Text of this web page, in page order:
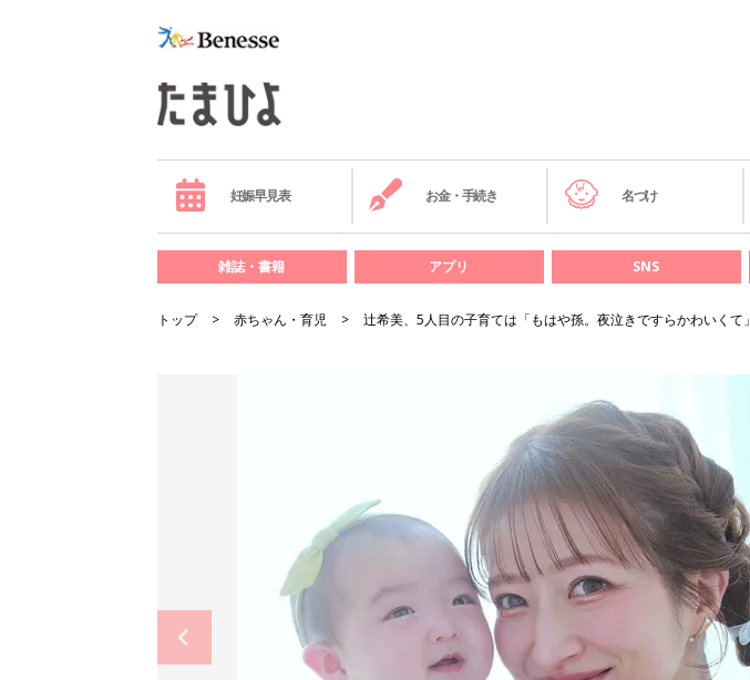
妊娠早見表 お金・手続き 名づけ
雑誌・書籍 アプリ SNS
トップ 赤ちゃん・育児 辻希美、5人目の子育ては「もはや孫。夜泣きですらかわいくて」